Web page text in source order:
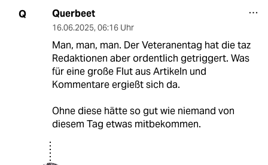
Q Querbeet
16.06.2025, 06:16 Uhr
Man, man, man. Der Veteranentag hat die taz
Redaktionen aber ordentlich getriggert. Was
für eine große Flut aus Artikeln und
Kommentare ergießt sich da.
Ohne diese hätte so gut wie niemand von
diesem Tag etwas mitbekommen.